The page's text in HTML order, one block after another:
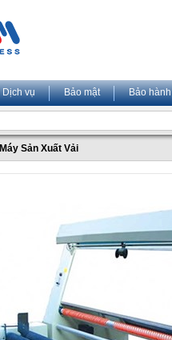
Dịch vụ Bảo mật Bảo hành
Máy Sản Xuất Vải